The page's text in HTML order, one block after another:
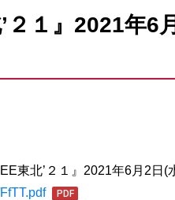
２１』2021年6
北’２１』2021年6月2日(